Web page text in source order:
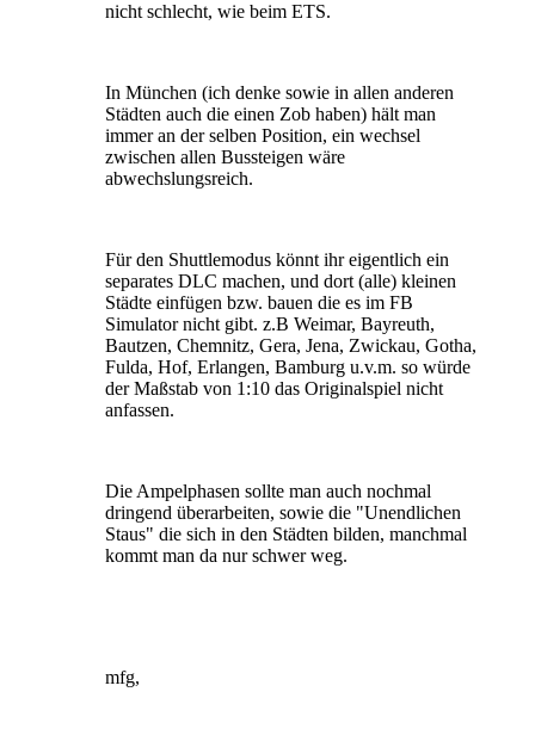
nicht schlecht, wie beim ETS.
In München (ich denke sowie in allen anderen
Städten auch die einen Zob haben) hält man
immer an der selben Position, ein wechsel
zwischen allen Bussteigen wäre
abwechslungsreich.
Für den Shuttlemodus könnt ihr eigentlich ein
separates DLC machen, und dort (alle) kleinen
Städte einfügen bzw. bauen die es im FB
Simulator nicht gibt. z.B Weimar, Bayreuth,
Bautzen, Chemnitz, Gera, Jena, Zwickau, Gotha,
Fulda, Hof, Erlangen, Bamburg u.v.m. so würde
der Maßstab von 1:10 das Originalspiel nicht
anfassen.
Die Ampelphasen sollte man auch nochmal
dringend überarbeiten, sowie die "Unendlichen
Staus" die sich in den Städten bilden, manchmal
kommt man da nur schwer weg.
mfg,